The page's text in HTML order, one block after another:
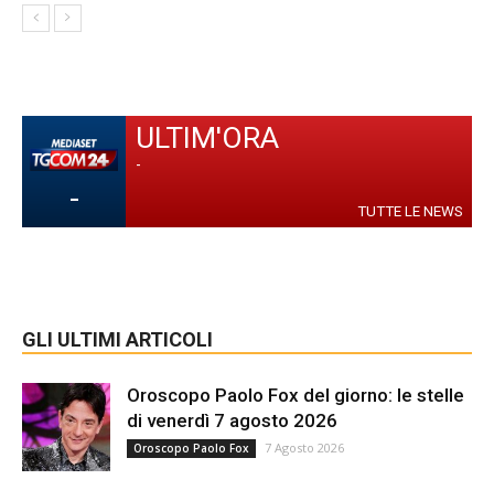
-
ULTIM'ORA
-
TUTTE LE NEWS
GLI ULTIMI ARTICOLI
Oroscopo Paolo Fox del giorno: le stelle
di venerdì 7 agosto 2026
Oroscopo Paolo Fox 7 Agosto 2026